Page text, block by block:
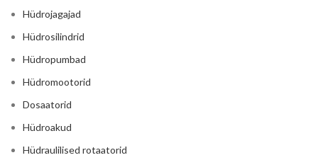
Hüdrojagajad
Hüdrosilindrid
Hüdropumbad
Hüdromootorid
Dosaatorid
Hüdroakud
Hüdraulilised rotaatorid